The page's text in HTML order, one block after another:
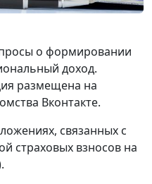
о формировании
доход.
размещена на
Вконтакте.
связанных с
страховых взносов на